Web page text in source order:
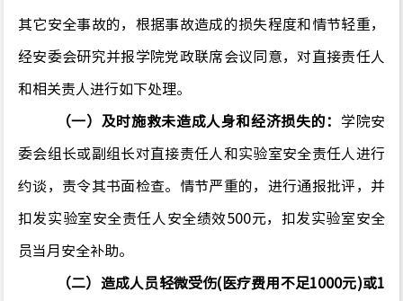
其它安全事故的，根据事故造成的损失程度和情节轻重，
经安委会研究并报学院党政联席会议同意， 对直接责任人
和相关责人进行如下处理。
（一）及时施救未造成人身和经济损失的： 学院安
委会组长或副组长对直接责任人和实验室安全责任人进行
约谈，责令其书面检查。情节严重的，进行通报批评，并
扣发实验室安全责任人安全绩效500元，扣发实验室安全
员当月安全补助。
（二）造成人员轻微受伤(医疗费用不足1000元)或1